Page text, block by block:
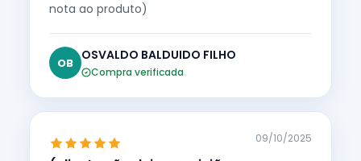
nota ao produto)
OB
OSVALDO BALDUIDO FILHO
Compra verificada
09/10/2025